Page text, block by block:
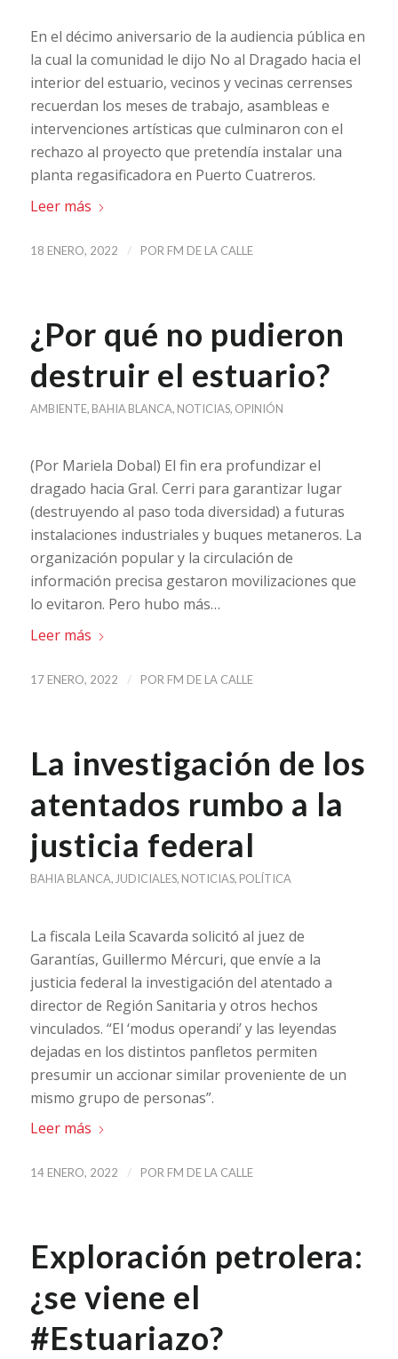
En el décimo aniversario de la audiencia pública en
la cual la comunidad le dijo No al Dragado hacia el
interior del estuario, vecinos y vecinas cerrenses
recuerdan los meses de trabajo, asambleas e
intervenciones artísticas que culminaron con el
rechazo al proyecto que pretendía instalar una
planta regasificadora en Puerto Cuatreros.
Leer más
18 ENERO, 2022 / POR FM DE LA CALLE
¿Por qué no pudieron
destruir el estuario?
AMBIENTE, BAHIA BLANCA, NOTICIAS, OPINIÓN
(Por Mariela Dobal) El fin era profundizar el
dragado hacia Gral. Cerri para garantizar lugar
(destruyendo al paso toda diversidad) a futuras
instalaciones industriales y buques metaneros. La
organización popular y la circulación de
información precisa gestaron movilizaciones que
lo evitaron. Pero hubo más…
Leer más
17 ENERO, 2022 / POR FM DE LA CALLE
La investigación de los
atentados rumbo a la
justicia federal
BAHIA BLANCA, JUDICIALES, NOTICIAS, POLÍTICA
La fiscala Leila Scavarda solicitó al juez de
Garantías, Guillermo Mércuri, que envíe a la
justicia federal la investigación del atentado a
director de Región Sanitaria y otros hechos
vinculados. “El ‘modus operandi’ y las leyendas
dejadas en los distintos panfletos permiten
presumir un accionar similar proveniente de un
mismo grupo de personas”.
Leer más
14 ENERO, 2022 / POR FM DE LA CALLE
Exploración petrolera:
¿se viene el
#Estuariazo?